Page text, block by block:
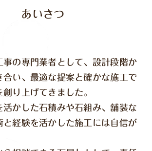
あいさつ
事の専門業者として、設計段階か
合い、最適な提案と確かな施工で
り上げてきました。
活かした石積みや石組み、舗装な
と経験を活かした施工には自信が